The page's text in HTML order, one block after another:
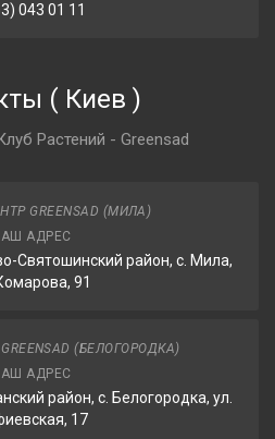
043 01 11
( Киев )
Растений - Greensad
GREENSAD (МИЛА)
АДРЕС
Святошинский район, с. Мила,
91
(БЕЛОГОРОДКА)
АДРЕС
район, с. Белогородка, ул.
17